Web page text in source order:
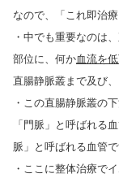
なので、「これ即治
・中でも重要なのは
部位に、何か血流を
直腸静脈叢まで及び
・この直腸静脈叢の
「門脈」と呼ばれる
脈」と呼ばれる血管で
・ここに整体治療で